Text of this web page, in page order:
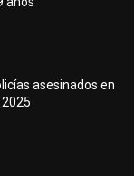
asesinados en